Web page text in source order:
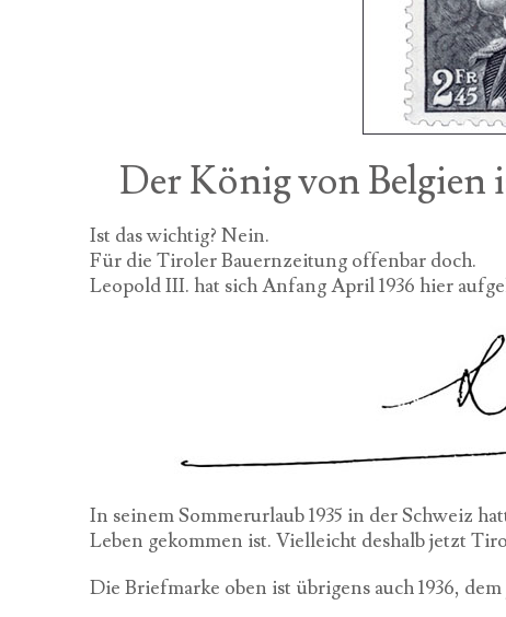
Der König von Belgien
Ist das wichtig? Nein.
Für die Tiroler Bauernzeitung offenbar doch.
Leopold III. hat sich Anfang April 1936 hier
In seinem Sommerurlaub 1935 in der Schweiz
Leben gekommen ist. Vielleicht deshalb jetzt
Die Briefmarke oben ist übrigens auch 1936,